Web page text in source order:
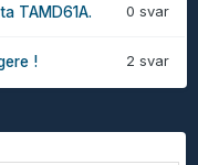
0 svar
TAMD61A.
2 svar
!